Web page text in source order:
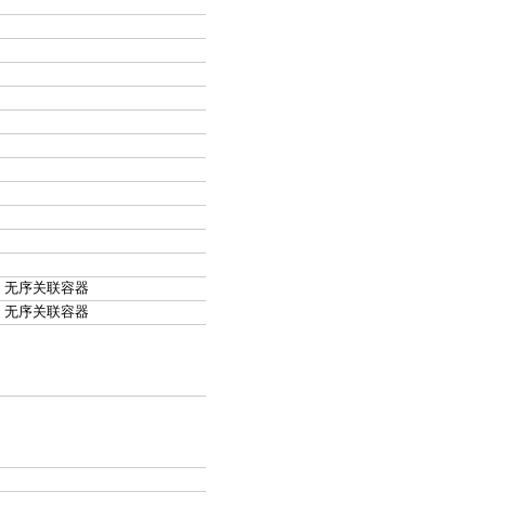
无序关联容器
无序关联容器